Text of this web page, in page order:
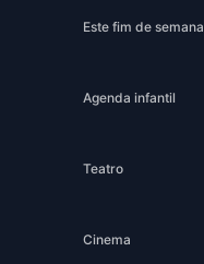
Este fim de semana
Agenda infantil
Teatro
Cinema